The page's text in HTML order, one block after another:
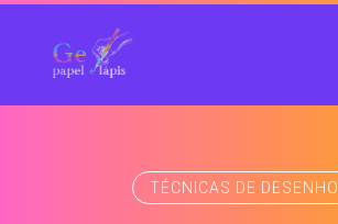
TÉCNICAS DE DESENHO